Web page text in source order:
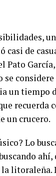
casi de
Pato
tiempo
un crucero.
Lo
litoraleña.